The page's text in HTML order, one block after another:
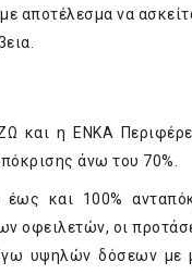
αποτέλεσμα να
και η ΕΝΚΑ
άνω του 70%.
και 100%
οφειλετών, οι
υψηλών δόσεων με